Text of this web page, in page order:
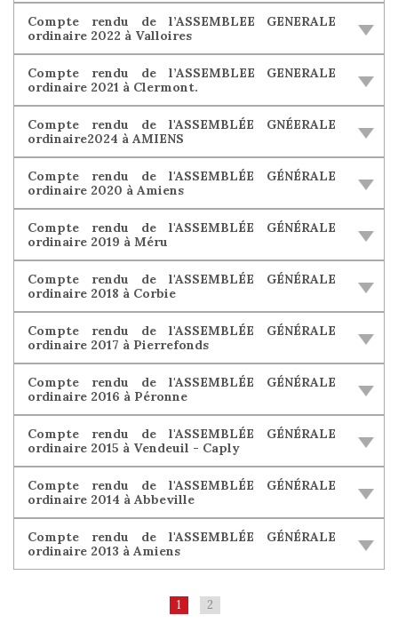
Compte rendu de l’ASSEMBLEE GENERALE
ordinaire 2022 à Valloires
Compte rendu de l’ASSEMBLEE GENERALE
ordinaire 2021 à Clermont.
Compte rendu de l'ASSEMBLÉE GNÉERALE
ordinaire2024 à AMIENS
Compte rendu de l'ASSEMBLÉE GÉNÉRALE
ordinaire 2020 à Amiens
Compte rendu de l'ASSEMBLÉE GÉNÉRALE
ordinaire 2019 à Méru
Compte rendu de l'ASSEMBLÉE GÉNÉRALE
ordinaire 2018 à Corbie
Compte rendu de l'ASSEMBLÉE GÉNÉRALE
ordinaire 2017 à Pierrefonds
Compte rendu de l'ASSEMBLÉE GÉNÉRALE
ordinaire 2016 à Péronne
Compte rendu de l'ASSEMBLÉE GÉNÉRALE
ordinaire 2015 à Vendeuil - Caply
Compte rendu de l'ASSEMBLÉE GÉNÉRALE
ordinaire 2014 à Abbeville
Compte rendu de l'ASSEMBLÉE GÉNÉRALE
ordinaire 2013 à Amiens
1 2